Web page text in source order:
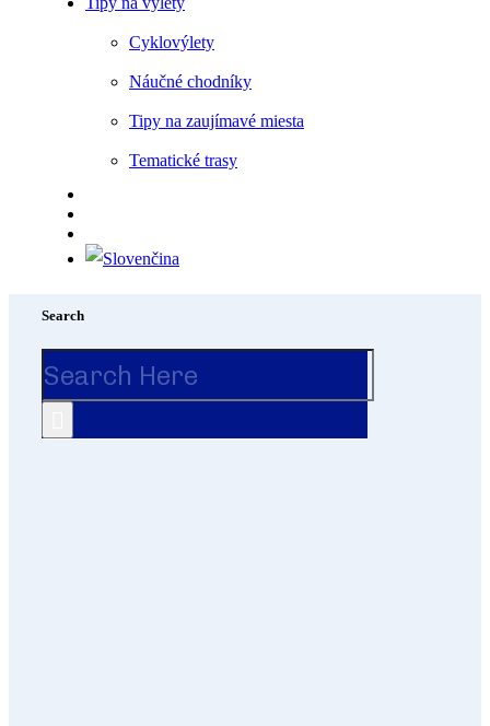
Cyklovýlety
Náučné chodníky
Tipy na zaujímavé miesta
Tematické trasy
Search
Search
for: